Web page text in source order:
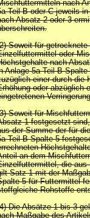
nach
Teil B oder C jeweils
Absatz 2 oder 3
Soweit für getrocknete
oder
nach
Anlage 5a Teil B
einer durch die
oder abzüglich
Soweit für
1 festgesetzt
der Summe der für
Teil B Spalte 5
an dem
die aus
Satz 1 mit der
5 für Futtermittel
Rohstoffe
Die Absätze 1 bis 3
Maßgabe des